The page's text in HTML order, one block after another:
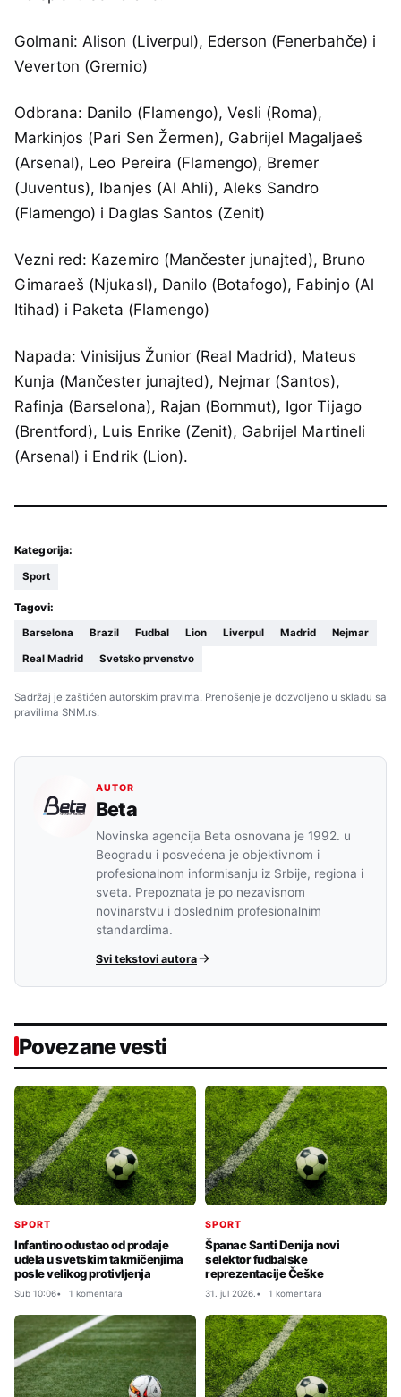
Golmani: Alison (Liverpul), Ederson (Fenerbahče) i
Veverton (Gremio)
Odbrana: Danilo (Flamengo), Vesli (Roma),
Markinjos (Pari Sen Žermen), Gabrijel Magaljaeš
(Arsenal), Leo Pereira (Flamengo), Bremer
(Juventus), Ibanjes (Al Ahli), Aleks Sandro
(Flamengo) i Daglas Santos (Zenit)
Vezni red: Кazemiro (Mančester junajted), Bruno
Gimaraeš (Njukasl), Danilo (Botafogo), Fabinjo (Al
Itihad) i Paketa (Flamengo)
Napada: Vinisijus Žunior (Real Madrid), Mateus
Кunja (Mančester junajted), Nejmar (Santos),
Rafinja (Barselona), Rajan (Bornmut), Igor Tijago
(Brentford), Luis Enrike (Zenit), Gabrijel Martineli
(Arsenal) i Endrik (Lion).
Kategorija:
Sport
Tagovi:
Barselona Brazil Fudbal Lion Liverpul Madrid Nejmar
Real Madrid Svetsko prvenstvo
Sadržaj je zaštićen autorskim pravima. Prenošenje je dozvoljeno u skladu sa
pravilima SNM.rs.
AUTOR
Beta
Novinska agencija Beta osnovana je 1992. u
Beogradu i posvećena je objektivnom i
profesionalnom informisanju iz Srbije, regiona i
sveta. Prepoznata je po nezavisnom
novinarstvu i doslednim profesionalnim
standardima.
Svi tekstovi autora
Povezane vesti
SPORT
Infantino odustao od prodaje
udela u svetskim takmičenjima
posle velikog protivljenja
Sub 10:06 1 komentara
SPORT
Španac Santi Denija novi
selektor fudbalske
reprezentacije Češke
31. jul 2026. 1 komentara